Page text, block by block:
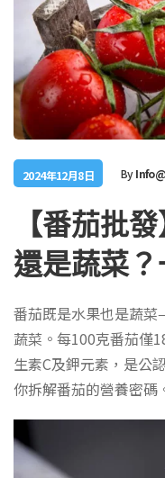
2024年12月8日 By
【番茄批
還是蔬菜？
番茄既是水果也是蔬
蔬菜。每100克番茄僅
生素C及鉀元素，是公
你拆解番茄的營養密碼